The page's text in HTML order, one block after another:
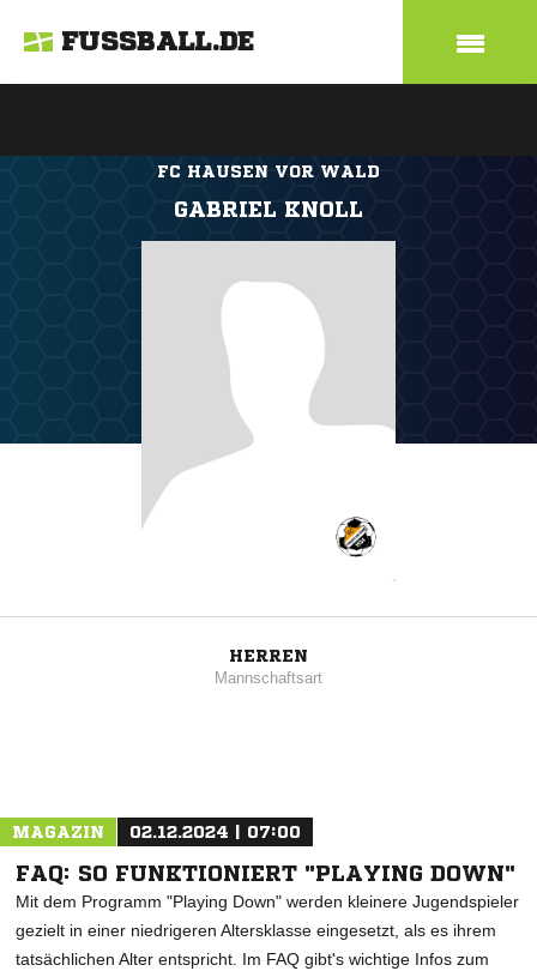
FUSSBALL.DE
FC HAUSEN VOR WALD
GABRIEL KNOLL
HERREN
Mannschaftsart
MAGAZIN 02.12.2024 | 07:00
FAQ: SO FUNKTIONIERT "PLAYING DOWN"
Mit dem Programm "Playing Down" werden kleinere Jugendspieler
gezielt in einer niedrigeren Altersklasse eingesetzt, als es ihrem
tatsächlichen Alter entspricht. Im FAQ gibt's wichtige Infos zum